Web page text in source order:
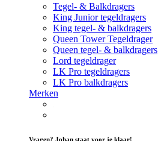
Tegel- & Balkdragers
King Junior tegeldragers
King tegel- & balkdragers
Queen Tower Tegeldrager
Queen tegel- & balkdragers
Lord tegeldrager
LK Pro tegeldragers
LK Pro balkdragers
Merken
Vragen? Johan staat voor je klaar!